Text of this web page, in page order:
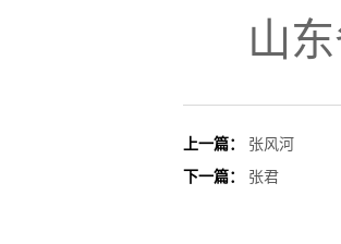
山
上一篇：
张风河
下一篇：
张君